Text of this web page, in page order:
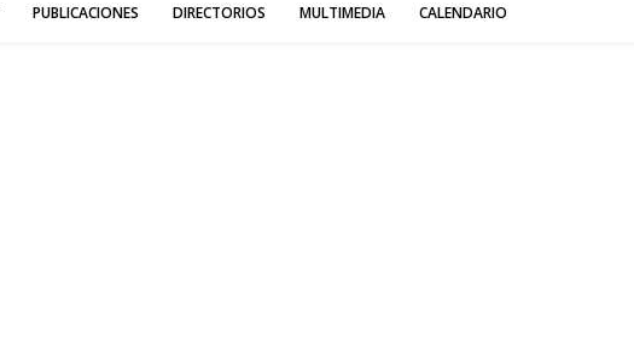
PUBLICACIONES DIRECTORIOS MULTIMEDIA CALENDARIO